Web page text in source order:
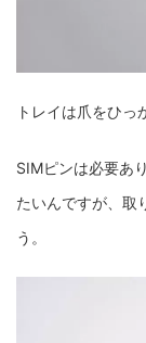
トレイは爪をひっ
SIMピンは必要あ
たいんですが、取
う。